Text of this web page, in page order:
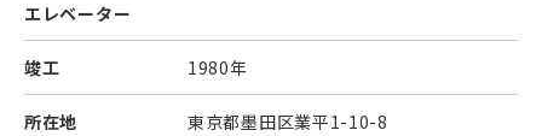
エレベーター
竣工 1980年
所在地 東京都墨田区業平1-10-8